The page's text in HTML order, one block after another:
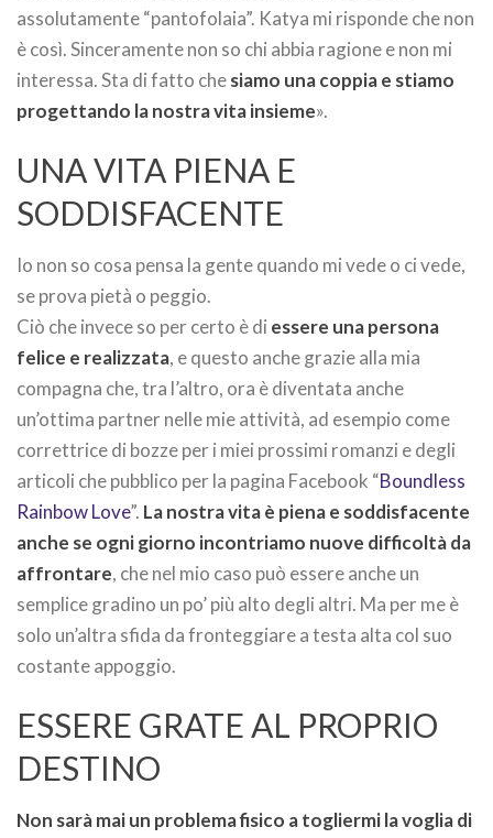
assolutamente “pantofolaia”. Katya mi risponde che non
è così. Sinceramente non so chi abbia ragione e non mi
interessa. Sta di fatto chesiamo una coppia e stiamo
progettando la nostra vita insieme».
UNA VITA PIENA E
SODDISFACENTE
Io non so cosa pensa la gente quando mi vede o ci vede,
se prova pietà o peggio.
Ciò che invece so per certo è di essere una persona
felice e realizzata, e questo anche grazie alla mia
compagna che, tra l’altro, ora è diventata anche
un’ottima partner nelle mie attività, ad esempio come
correttrice di bozze per i miei prossimi romanzi e degli
articoli che pubblico per la pagina Facebook “Boundless
Rainbow Love”. La nostra vita è piena e soddisfacente
anche se ogni giorno incontriamo nuove difficoltà da
affrontare, che nel mio caso può essere anche un
semplice gradino un po’ più alto degli altri. Ma per me è
solo un’altra sfida da fronteggiare a testa alta col suo
costante appoggio.
ESSERE GRATE AL PROPRIO
DESTINO
Non sarà mai un problema fisico a togliermi la voglia di